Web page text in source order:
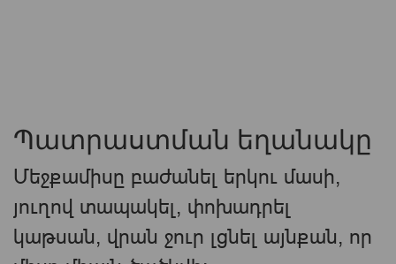
Պատրաստման եղանակը
Մեջքամիսը բաժանել երկու մասի,
յուղով տապակել, փոխադրել
կաթսան, վրան ջուր լցնել այնքան, որ